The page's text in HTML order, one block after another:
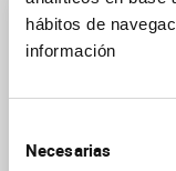
hábitos de
información
Necesarias
Neurobiology of